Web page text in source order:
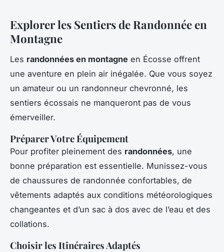
Explorer les Sentiers de Randonnée en
Montagne
Les randonnées en montagne en Écosse offrent
une aventure en plein air inégalée. Que vous soyez
un amateur ou un randonneur chevronné, les
sentiers écossais ne manqueront pas de vous
émerveiller.
Préparer Votre Équipement
Pour profiter pleinement des randonnées, une
bonne préparation est essentielle. Munissez-vous
de chaussures de randonnée confortables, de
vêtements adaptés aux conditions météorologiques
changeantes et d’un sac à dos avec de l’eau et des
collations.
Choisir les Itinéraires Adaptés